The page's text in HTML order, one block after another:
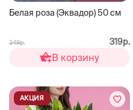
Белая роза (Эквадор) 50 см
349р. 319р.
В корзину
АКЦИЯ